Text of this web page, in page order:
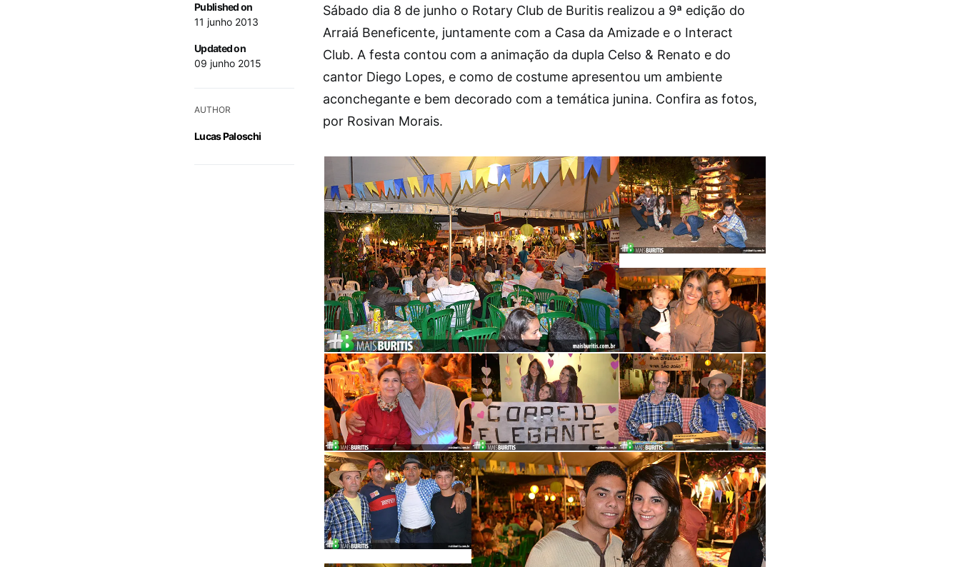
Published on
11 junho 2013
Updated on
09 junho 2015
AUTHOR
Lucas Paloschi
Sábado dia 8 de junho o Rotary Club de Buritis realizou a 9ª edição do
Arraiá Beneficente, juntamente com a Casa da Amizade e o Interact
Club. A festa contou com a animação da dupla Celso & Renato e do
cantor Diego Lopes, e como de costume apresentou um ambiente
aconchegante e bem decorado com a temática junina. Confira as fotos,
por Rosivan Morais.